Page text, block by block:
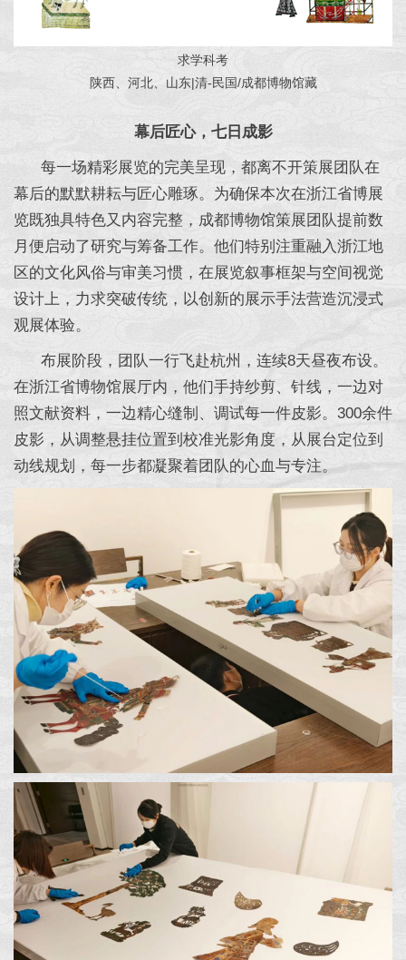
求学科考
陕西、河北、山东|清-民国/成都博物馆藏
幕后匠心，七日成影
每一场精彩展览的完美呈现，都离不开策展团队在
幕后的默默耕耘与匠心雕琢。为确保本次在浙江省博展
览既独具特色又内容完整，成都博物馆策展团队提前数
月便启动了研究与筹备工作。他们特别注重融入浙江地
区的文化风俗与审美习惯，在展览叙事框架与空间视觉
设计上，力求突破传统，以创新的展示手法营造沉浸式
观展体验。
布展阶段，团队一行飞赴杭州，连续8天昼夜布设。
在浙江省博物馆展厅内，他们手持纱剪、针线，一边对
照文献资料，一边精心缝制、调试每一件皮影。300余件
皮影，从调整悬挂位置到校准光影角度，从展台定位到
动线规划，每一步都凝聚着团队的心血与专注。